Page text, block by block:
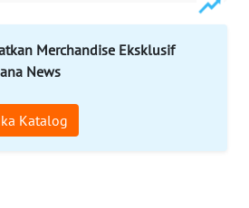
Merchandise Eksklusif
News
Katalog